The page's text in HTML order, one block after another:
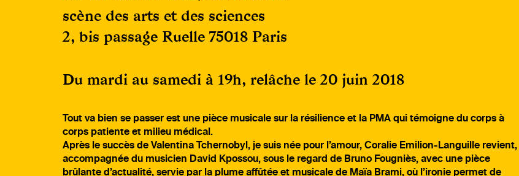
scène des arts et des sciences
2, bis passage Ruelle 75018 Paris
Du mardi au samedi à 19h, relâche le 20 juin 2018
Tout va bien se passer est une pièce musicale sur la résilience et la PMA qui témoigne du corps à
corps patiente et milieu médical.
Après le succès de Valentina Tchernobyl, je suis née pour l’amour, Coralie Emilion-Languille revient,
accompagnée du musicien David Kpossou, sous le regard de Bruno Fougniès, avec une pièce
brûlante d’actualité, servie par la plume affûtée et musicale de Maïa Brami, où l’ironie permet de